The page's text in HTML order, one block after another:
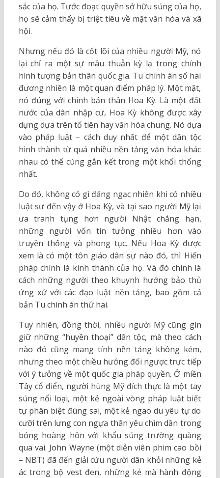
sắc của họ. Tước đoạt quyền sở hữu súng của họ,
họ sẽ cảm thấy bị triệt tiêu về mặt văn hóa và xã
hội.
Nhưng nếu đó là cốt lõi của nhiều người Mỹ, nó
lại chỉ ra một sự mâu thuẫn kỳ lạ trong chính
hình tượng bản thân quốc gia. Tu chính án số hai
đương nhiên là một quan điểm pháp lý. Một mặt,
nó đúng với chính bản thân Hoa Kỳ. Là một đất
nước của dân nhập cư, Hoa Kỳ không được xây
dựng dựa trên tổ tiên hay văn hóa chung. Nó dựa
vào pháp luật – cách duy nhất để một dân tộc
hình thành từ quá nhiều nền tảng văn hóa khác
nhau có thể cùng gắn kết trong một khối thống
nhất.
Do đó, không có gì đáng ngạc nhiên khi có nhiều
luật sư đến vậy ở Hoa Kỳ, và tại sao người Mỹ lại
ưa tranh tụng hơn người Nhật chẳng hạn,
những người vốn tin tưởng nhiều hơn vào
truyền thống và phong tục. Nếu Hoa Kỳ được
xem là có một tôn giáo dân sự nào đó, thì Hiến
pháp chính là kinh thánh của họ. Và đó chính là
cách những người theo khuynh hướng bảo thủ
ứng xử với các đạo luật nền tảng, bao gồm cả
bản Tu chính án thứ hai.
Tuy nhiên, đồng thời, nhiều người Mỹ cũng gìn
giữ những “huyền thoại” dân tộc, mà theo cách
nào đó cũng mang tính nền tảng không kém,
nhưng theo một chiều hướng đối ngược trực tiếp
với ý tưởng về một quốc gia pháp quyền. Ở miền
Tây cổ điển, người hùng Mỹ đích thực là một tay
súng nổi loại, một kẻ ngoài vòng pháp luật biết
tự phân biệt đúng sai, một kẻ ngao du yêu tự do
cưỡi trên lưng con ngựa thân yêu chìm dần trong
bóng hoàng hôn với khẩu súng trường quàng
qua vai. John Wayne (một diễn viên phim cao bồi
– NBT) đã đến giải cứu người dân khỏi những kẻ
ác trong bộ vest đen, những kẻ mà hành động